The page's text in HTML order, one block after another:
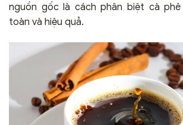
nguồn gốc là cách phân biệt cà
toàn và hiệu quả.